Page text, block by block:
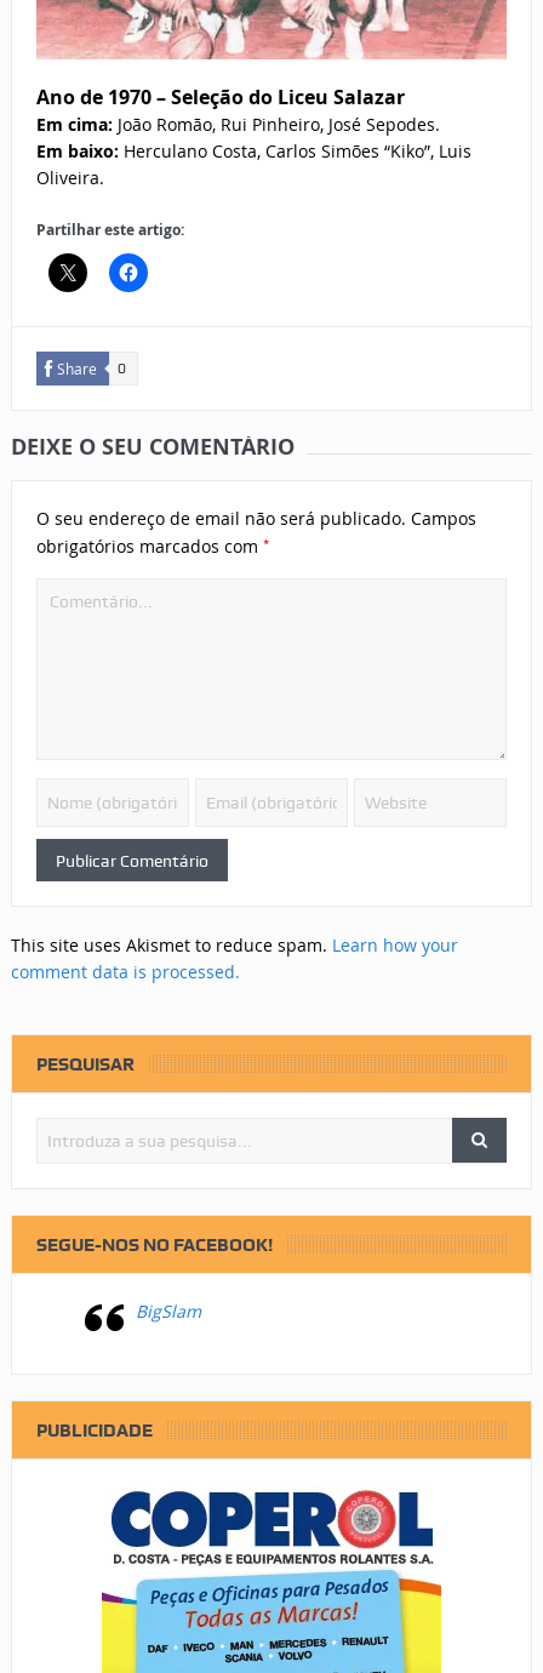
Ano de 1970 – Seleção do Liceu Salazar
Em cima: João Romão, Rui Pinheiro, José Sepodes.
Em baixo: Herculano Costa, Carlos Simões “Kiko”, Luis
Oliveira.
Partilhar este artigo:
Share 0
DEIXE O SEU COMENTÁRIO
O seu endereço de email não será publicado. Campos
obrigatórios marcados com *
This site uses Akismet to reduce spam. Learn how your
comment data is processed.
PESQUISAR
SEGUE-NOS NO FACEBOOK!
BigSlam
PUBLICIDADE